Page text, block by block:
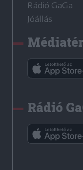
Rádió GaGa
Jóállás
Rádió